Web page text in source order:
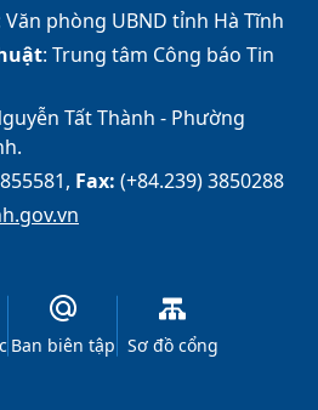
Văn phòng UBND tỉnh Hà Tĩnh
: Trung tâm Công báo Tin
Tất Thành - Phường
Fax: (+84.239) 3850288
Ban biên tập Sơ đồ cổng